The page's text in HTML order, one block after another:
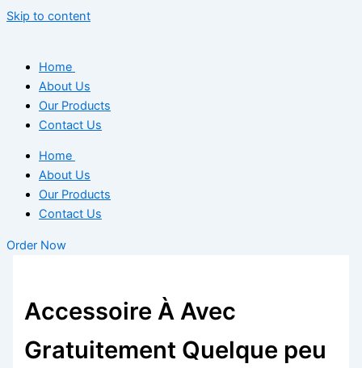
Skip to content
Home
About Us
Our Products
Contact Us
Home
About Us
Our Products
Contact Us
Order Now
Accessoire À Avec
Gratuitement Quelque peu